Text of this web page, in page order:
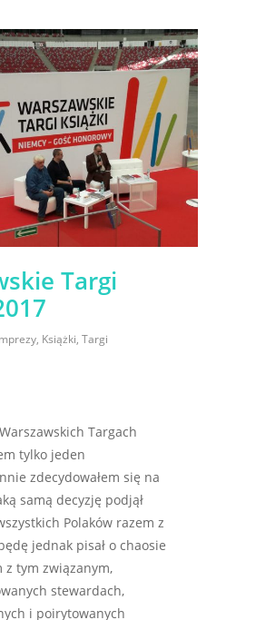
Targi
, Książki, Targi
Targach
tylko jeden
zdecydowałem się na
samą decyzję podjął
Polaków razem z
jednak pisał o chaosie
z tym związanym,
stewardach,
i poirytowanych